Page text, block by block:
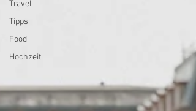
Travel
Tipps
Food
Hochzeit